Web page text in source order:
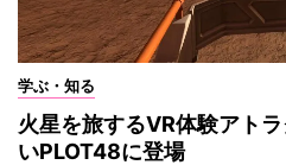
学ぶ・知る
火星を旅するVR体験アト
いPLOT48に登場